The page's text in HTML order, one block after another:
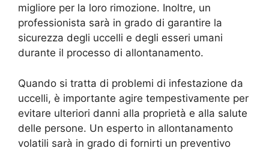
migliore per la loro rimozione. Inoltre, un
professionista sarà in grado di garantire la
sicurezza degli uccelli e degli esseri umani
durante il processo di allontanamento.
Quando si tratta di problemi di infestazione da
uccelli, è importante agire tempestivamente per
evitare ulteriori danni alla proprietà e alla salute
delle persone. Un esperto in allontanamento
volatili sarà in grado di fornirti un preventivo